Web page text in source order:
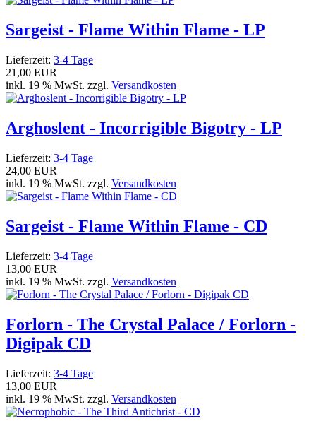
Sargeist - Flame Within Flame - LP
Lieferzeit: 3-4 Tage
21,00 EUR
inkl. 19 % MwSt. zzgl. Versandkosten
Arghoslent - Incorrigible Bigotry - LP
Lieferzeit: 3-4 Tage
24,00 EUR
inkl. 19 % MwSt. zzgl. Versandkosten
Sargeist - Flame Within Flame - CD
Lieferzeit: 3-4 Tage
13,00 EUR
inkl. 19 % MwSt. zzgl. Versandkosten
Forlorn - The Crystal Palace / Forlorn -
Digipak CD
Lieferzeit: 3-4 Tage
13,00 EUR
inkl. 19 % MwSt. zzgl. Versandkosten